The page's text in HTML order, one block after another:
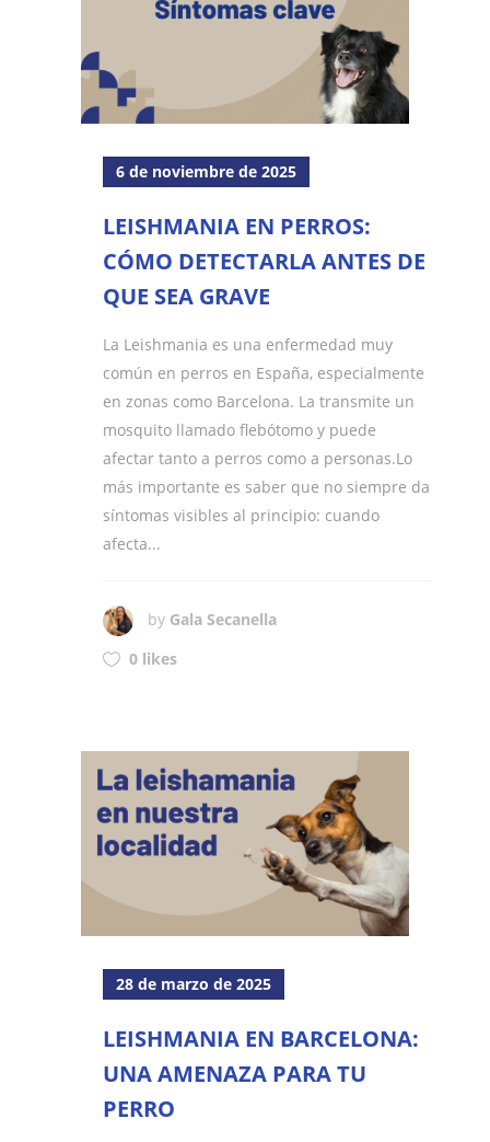
6 de noviembre de 2025
LEISHMANIA EN PERROS:
CÓMO DETECTARLA ANTES DE
QUE SEA GRAVE
La Leishmania es una enfermedad muy
común en perros en España, especialmente
en zonas como Barcelona. La transmite un
mosquito llamado flebótomo y puede
afectar tanto a perros como a personas.Lo
más importante es saber que no siempre da
síntomas visibles al principio: cuando
afecta...
by Gala Secanella
0 likes
28 de marzo de 2025
LEISHMANIA EN BARCELONA:
UNA AMENAZA PARA TU
PERRO